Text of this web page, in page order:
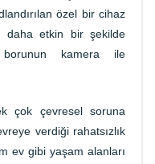
özel bir cihaz
daha etkin bir şekilde
borunun kamera ile
çok çevresel soruna
verdiği rahatsızlık
ev gibi yaşam alanları